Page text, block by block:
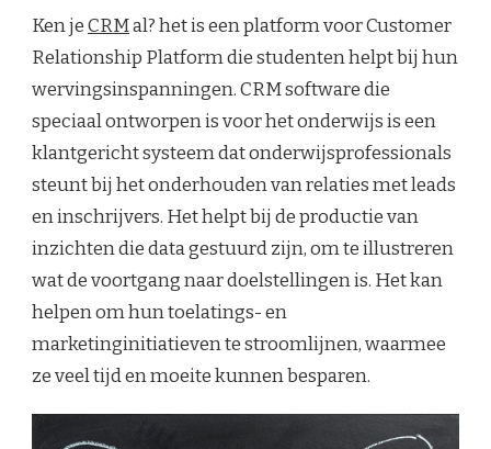
Ken jeCRMal? het is een platform voor Customer
Relationship Platform die studenten helpt bij hun
wervingsinspanningen. CRM software die
speciaal ontworpen is voor het onderwijs is een
klantgericht systeem dat onderwijsprofessionals
steunt bij het onderhouden van relaties met leads
en inschrijvers. Het helpt bij de productie van
inzichten die data gestuurd zijn, om te illustreren
wat de voortgang naar doelstellingen is. Het kan
helpen om hun toelatings- en
marketinginitiatieven te stroomlijnen, waarmee
ze veel tijd en moeite kunnen besparen.